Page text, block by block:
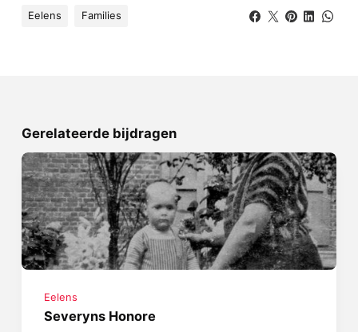
Eelens Families
Gerelateerde bijdragen
Eelens
Severyns Honore